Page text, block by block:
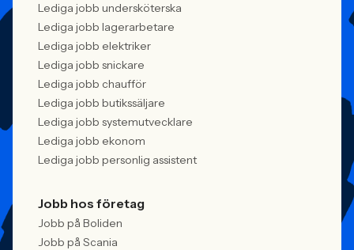
Lediga jobb undersköterska
Lediga jobb lagerarbetare
Lediga jobb elektriker
Lediga jobb snickare
Lediga jobb chaufför
Lediga jobb butikssäljare
Lediga jobb systemutvecklare
Lediga jobb ekonom
Lediga jobb personlig assistent
Jobb hos företag
Jobb på Boliden
Jobb på Scania